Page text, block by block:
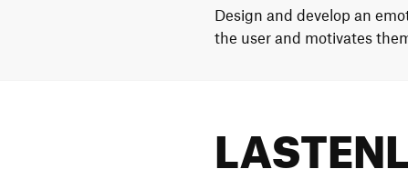
Design and develop an
the user and motivates